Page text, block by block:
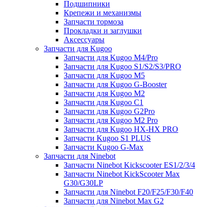
Подшипники
Крепежи и механизмы
Запчасти тормоза
Прокладки и заглушки
Аксессуары
Запчасти для Kugoo
Запчасти для Kugoo M4/Pro
Запчасти для Kugoo S1/S2/S3/PRO
Запчасти для Kugoo M5
Запчасти для Kugoo G-Booster
Запчасти для Kugoo M2
Запчасти для Kugoo C1
Запчасти для Kugoo G2Pro
Запчасти для Kugoo M2 Pro
Запчасти для Kugoo HX-HX PRO
Запчасти Kugoo S1 PLUS
Запчасти Kugoo G-Max
Запчасти для Ninebot
Запчасти Ninebot Kickscooter ES1/2/3/4
Запчасти Ninebot KickScooter Max
G30/G30LP
Запчасти для Ninebot F20/F25/F30/F40
Запчасти для Ninebot Max G2